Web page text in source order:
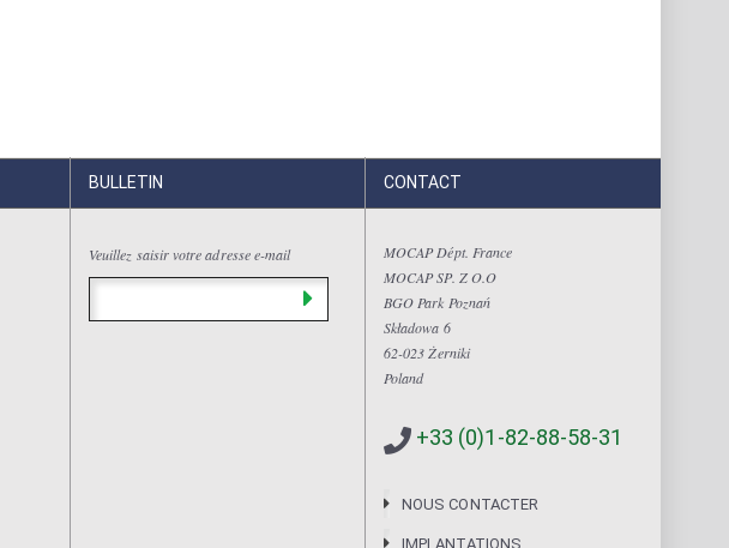
BULLETIN
Veuillez saisir votre adresse e-mail
CONTACT
MOCAP Dépt. France
MOCAP SP. Z O.O
BGO Park Poznań
Składowa 6
62-023 Żerniki
Poland
+33 (0)1-82-88-58-31
NOUS CONTACTER
IMPLANTATIONS